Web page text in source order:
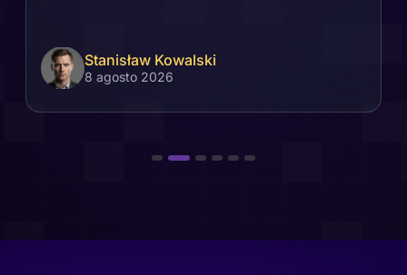
Stanisław Kowalski
8 agosto 2026